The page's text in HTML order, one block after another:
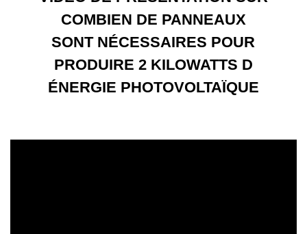
COMBIEN DE PANNEAUX
SONT NÉCESSAIRES POUR
PRODUIRE 2 KILOWATTS D
ÉNERGIE PHOTOVOLTAÏQUE